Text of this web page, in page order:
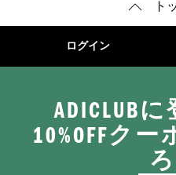
ト
ログイン
ADICLUB
10%OFFク